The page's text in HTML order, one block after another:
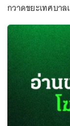
กวาดขยะเทศบา